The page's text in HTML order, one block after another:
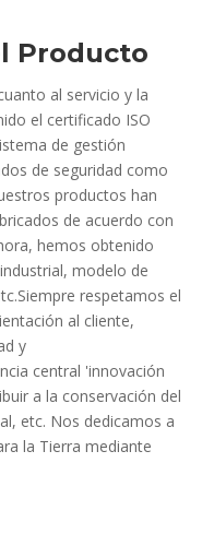
Producto
al servicio y la
el certificado ISO
de gestión
de seguridad como
productos han
de acuerdo con
hemos obtenido
modelo de
respetamos el
al cliente,
y
central 'innovación
a la conservación del
etc. Nos dedicamos a
la Tierra mediante